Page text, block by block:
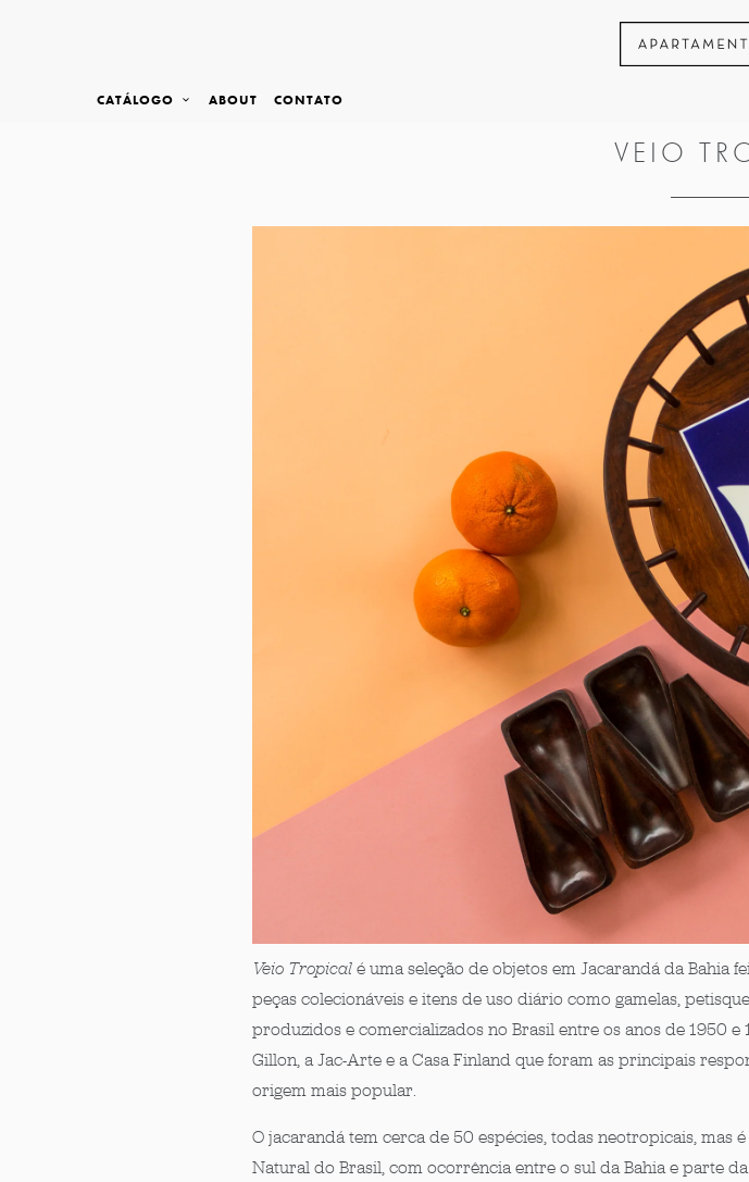
CATÁLOGO ABOUT CONTATO
VEIO
Veio Tropicalé uma seleção de objetos em Jacarandá da Bahia
peças colecionáveis e itens de uso diário como gamelas,
produzidos e comercializados no Brasil entre os anos de 1950
Gillon, a Jac-Arte e a Casa Finland que foram as principais
origem mais popular.
O jacarandátem cerca de 50 espécies, todas neotropicais, mas
Natural do Brasil, comocorrência entre o sul da Bahia e parte